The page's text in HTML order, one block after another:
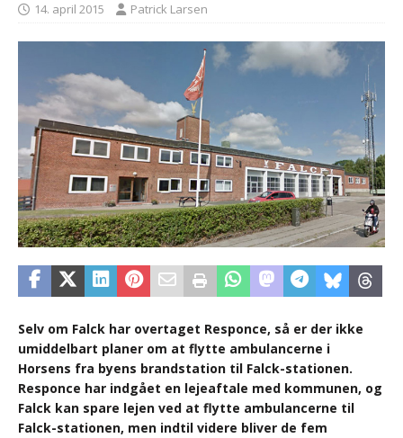
14. april 2015 Patrick Larsen
Selv om Falck har overtaget Responce, så er der ikke
umiddelbart planer om at flytte ambulancerne i
Horsens fra byens brandstation til Falck-stationen.
Responce har indgået en lejeaftale med kommunen, og
Falck kan spare lejen ved at flytte ambulancerne til
Falck-stationen, men indtil videre bliver de fem